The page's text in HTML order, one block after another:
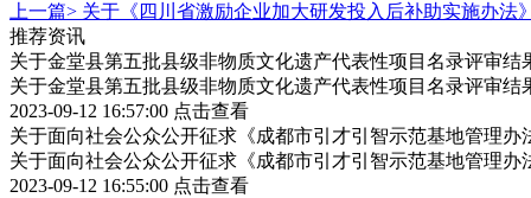
上一篇> 关于《四川省激励企业加大研发投入后补助实施办法
推荐资讯
关于金堂县第五批县级非物质文化遗产代表性项目名录评审结
关于金堂县第五批县级非物质文化遗产代表性项目名录评审结
2023-09-12 16:57:00 点击查看
关于面向社会公众公开征求《成都市引才引智示范基地管理办
关于面向社会公众公开征求《成都市引才引智示范基地管理办
2023-09-12 16:55:00 点击查看